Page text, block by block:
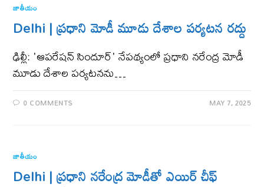
జాతీయం
Delhi | ప్రధాని మోడీ మూడు దేశాల పర్యటన రద్దు
ఢిల్లీ: 'ఆపరేషన్ సిందూర్' నేపథ్యంలో ప్రధాని నరేంద్ర మోడీ
మూడు దేశాల పర్యటనను…
0 COMMENTS MAY 7, 2025
జాతీయం
Delhi | ప్ర‌ధాని న‌రేంద్ర మోడీతో ఎయిర్ చీఫ్